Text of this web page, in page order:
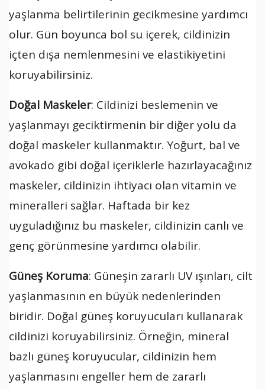
yaşlanma belirtilerinin gecikmesine yardımcı
olur. Gün boyunca bol su içerek, cildinizin
içten dışa nemlenmesini ve elastikiyetini
koruyabilirsiniz.
Doğal Maskeler: Cildinizi beslemenin ve
yaşlanmayı geciktirmenin bir diğer yolu da
doğal maskeler kullanmaktır. Yoğurt, bal ve
avokado gibi doğal içeriklerle hazırlayacağınız
maskeler, cildinizin ihtiyacı olan vitamin ve
mineralleri sağlar. Haftada bir kez
uyguladığınız bu maskeler, cildinizin canlı ve
genç görünmesine yardımcı olabilir.
Güneş Koruma: Güneşin zararlı UV ışınları, cilt
yaşlanmasının en büyük nedenlerinden
biridir. Doğal güneş koruyucuları kullanarak
cildinizi koruyabilirsiniz. Örneğin, mineral
bazlı güneş koruyucular, cildinizin hem
yaşlanmasını engeller hem de zararlı